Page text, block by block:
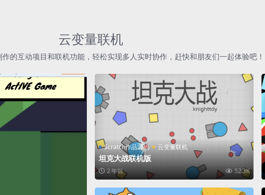
云变量联机
的互动项目和联机功能，轻松实现多人实时协作，赶快和朋友们一起体验吧！
Scratch作品源码 云变量联机
坦克大战联机版
2 年前 52.3K